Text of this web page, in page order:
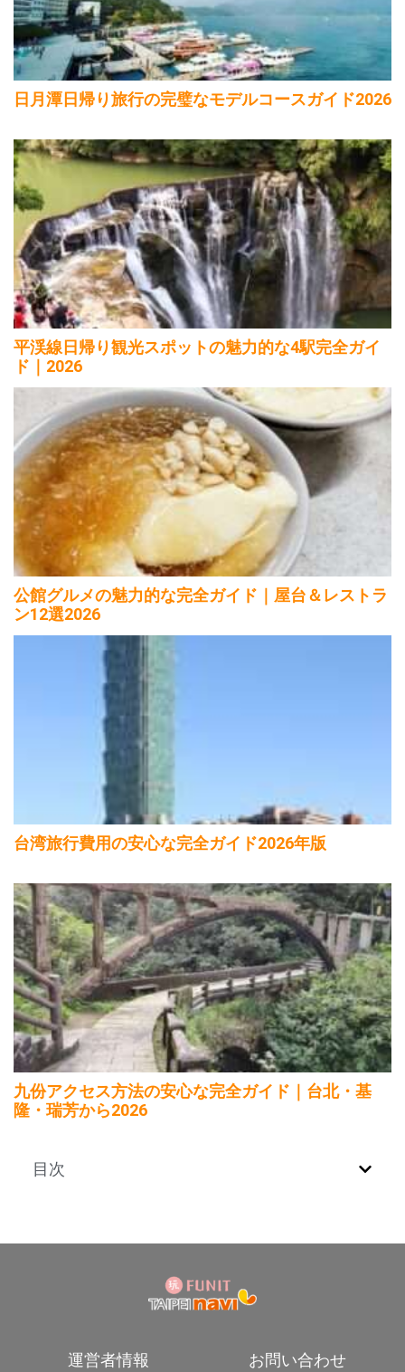
日月潭日帰り旅行の完璧なモデルコースガイド2026
平渓線日帰り観光スポットの魅力的な4駅完全ガイ
ド｜2026
公館グルメの魅力的な完全ガイド｜屋台＆レストラ
ン12選2026
台湾旅行費用の安心な完全ガイド2026年版
九份アクセス方法の安心な完全ガイド｜台北・基
隆・瑞芳から2026
目次
運営者情報 お問い合わせ